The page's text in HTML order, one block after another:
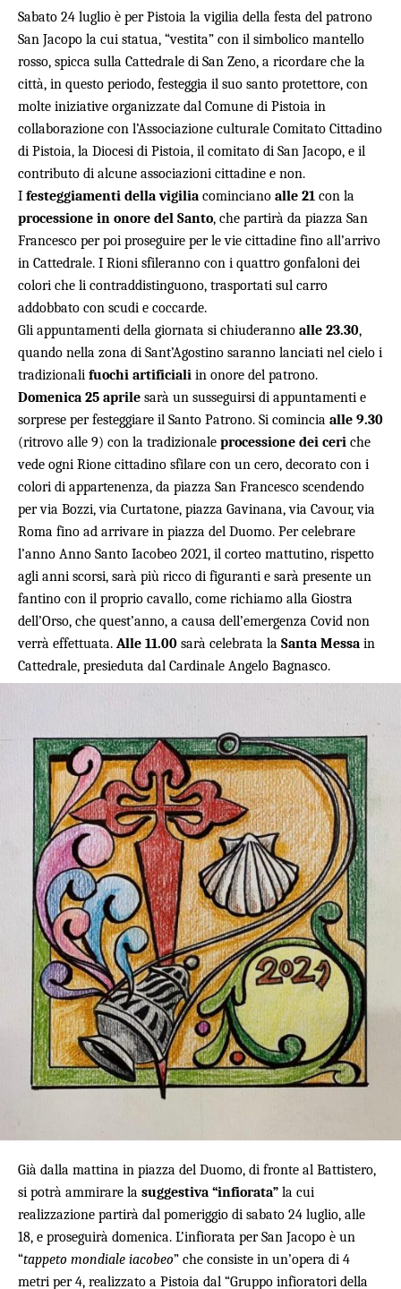
Sabato 24 luglio è per Pistoia la vigilia della festa del patrono
San Jacopo la cui statua, “vestita” con il simbolico mantello
rosso, spicca sulla Cattedrale di San Zeno, a ricordare che la
città, in questo periodo, festeggia il suo santo protettore, con
molte iniziative organizzate dal Comune di Pistoia in
collaborazione con l’Associazione culturale Comitato Cittadino
di Pistoia, la Diocesi di Pistoia, il comitato di San Jacopo, e il
contributo di alcune associazioni cittadine e non.
I festeggiamenti della vigilia cominciano alle 21 con la
processione in onore del Santo, che partirà da piazza San
Francesco per poi proseguire per le vie cittadine fino all’arrivo
in Cattedrale. I Rioni sfileranno con i quattro gonfaloni dei
colori che li contraddistinguono, trasportati sul carro
addobbato con scudi e coccarde.
Gli appuntamenti della giornata si chiuderanno alle 23.30,
quando nella zona di Sant’Agostino saranno lanciati nel cielo i
tradizionali fuochi artificiali in onore del patrono.
Domenica 25 aprile sarà un susseguirsi di appuntamenti e
sorprese per festeggiare il Santo Patrono. Si comincia alle 9.30
(ritrovo alle 9) con la tradizionale processione dei ceri che
vede ogni Rione cittadino sfilare con un cero, decorato con i
colori di appartenenza, da piazza San Francesco scendendo
per via Bozzi, via Curtatone, piazza Gavinana, via Cavour, via
Roma fino ad arrivare in piazza del Duomo. Per celebrare
l’anno Anno Santo Iacobeo 2021, il corteo mattutino, rispetto
agli anni scorsi, sarà più ricco di figuranti e sarà presente un
fantino con il proprio cavallo, come richiamo alla Giostra
dell’Orso, che quest’anno, a causa dell’emergenza Covid non
verrà effettuata. Alle 11.00 sarà celebrata la Santa Messa in
Cattedrale, presieduta dal Cardinale Angelo Bagnasco.
Già dalla mattina in piazza del Duomo, di fronte al Battistero,
si potrà ammirare la suggestiva “infiorata” la cui
realizzazione partirà dal pomeriggio di sabato 24 luglio, alle
18, e proseguirà domenica. L’infiorata per San Jacopo è un
“tappeto mondiale iacobeo” che consiste in un’opera di 4
metri per 4, realizzato a Pistoia dal “Gruppo infioratori della